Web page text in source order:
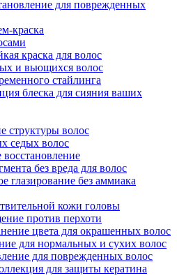
для поврежденных
краска
краска для волос
и вьющихся волос
стайлинга
блеска для сияния ваших
структуры волос
седых волос
без вреда для волос
глазирование без аммиака
кожи головы
против перхоти
цвета для окрашенных волос
для нормальных и сухих волос
для поврежденных волос
для защиты кератина